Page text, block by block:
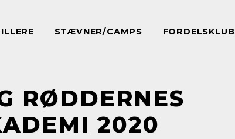
STÆVNER/CAMPS FORDELSKLUB
RØDDERNES
2020